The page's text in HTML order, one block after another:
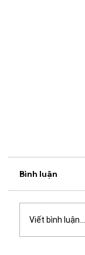
Bình luận
Viết bình luận...